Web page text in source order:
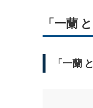
「一蘭
「一蘭